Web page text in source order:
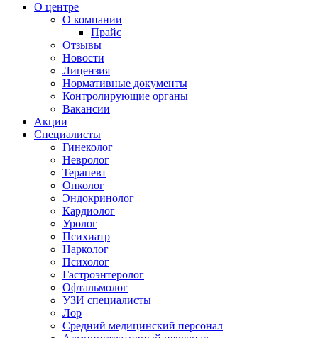
О центре
О компании
Прайс
Отзывы
Новости
Лицензия
Нормативные документы
Контролирующие органы
Вакансии
Акции
Специалисты
Гинеколог
Невролог
Терапевт
Онколог
Эндокринолог
Кардиолог
Уролог
Психиатр
Нарколог
Психолог
Гастроэнтеролог
Офтальмолог
УЗИ специалисты
Лор
Средний медицинский персонал